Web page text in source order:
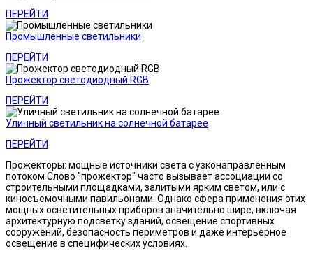
ПЕРЕЙТИ
Промышленные светильники
ПЕРЕЙТИ
Прожектор светодиодный RGB
ПЕРЕЙТИ
Уличный светильник на солнечной батарее
ПЕРЕЙТИ
Прожекторы: мощные источники света с узконаправленным
потоком Слово "прожектор" часто вызывает ассоциации со
строительными площадками, залитыми ярким светом, или с
киносъемочными павильонами. Однако сфера применения этих
мощных осветительных приборов значительно шире, включая
архитектурную подсветку зданий, освещение спортивных
сооружений, безопасность периметров и даже интерьерное
освещение в специфических условиях.